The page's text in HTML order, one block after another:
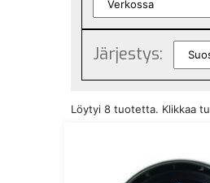
Järjestys:
Löytyi 8 tuotetta. Klikkaa